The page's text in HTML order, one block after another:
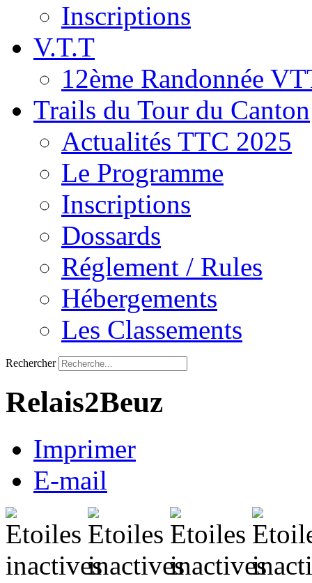
Inscriptions
V.T.T
12ème Randonnée
Trails du Tour du Canton
Actualités TTC 2025
Le Programme
Inscriptions
Dossards
Réglement / Rules
Hébergements
Les Classements
Rechercher
Relais2Beuz
Imprimer
E-mail